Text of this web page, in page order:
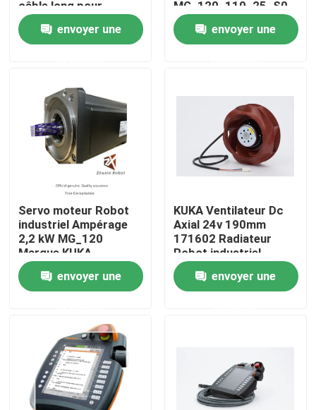
Produits
Vidéos
Le spectacle VR
À propos de nous
Visite de l'usine
Contrôle de la qualité
Nouvelles
Les affaires
câble long pour
radiateur KRC4
envoyer une
MG_120_110_25_S0
envoyer une
Servo moteur Robot
industriel Ampérage
2,2 kW MG_120
Marque KUKA
envoyer une
KUKA Ventilateur Dc
Axial 24v 190mm
171602 Radiateur
Robot industriel
envoyer une